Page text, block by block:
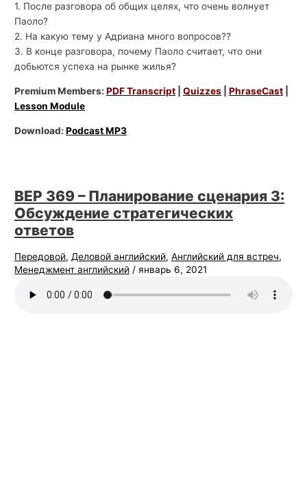
1. После разговора об общих целях, что очень волнует
Паоло?
2. На какую тему у Адриана много вопросов??
3. В конце разговора, почему Паоло считает, что они
добьются успеха на рынке жилья?
Premium Members:PDF Transcript |Quizzes |PhraseCast
Lesson Module
Download:Podcast MP3
BEP 369 – Планирование сценария 3:
Обсуждение стратегических
ответов
Передовой, Деловой английский,Английский для встреч,
Менеджмент английский / январь 6, 2021